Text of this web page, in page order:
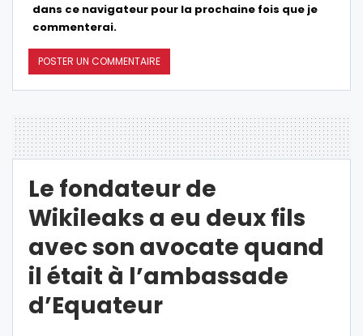
dans ce navigateur pour la prochaine fois que je
commenterai.
Le fondateur de
Wikileaks a eu deux fils
avec son avocate quand
il était à l’ambassade
d’Equateur